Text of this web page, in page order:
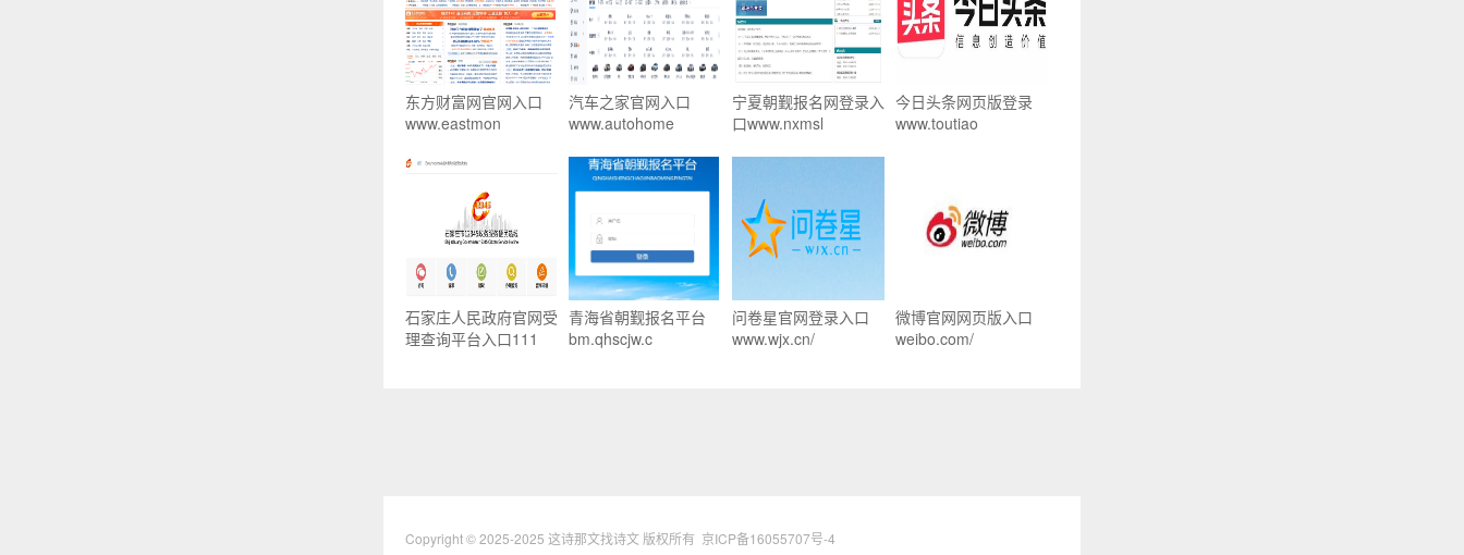
东方财富网官网入口
www.eastmon
汽车之家官网入口
www.autohome
宁夏朝觐报名网登录入
口www.nxmsl
今日头条网页版登录
www.toutiao
石家庄人民政府官网受
理查询平台入口111
青海省朝觐报名平台
bm.qhscjw.c
问卷星官网登录入口
www.wjx.cn/
微博官网网页版入口
weibo.com/
Copyright © 2025-2025 这诗那文找诗文 版权所有 京ICP备16055707号-4